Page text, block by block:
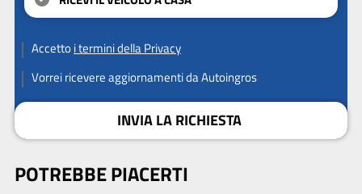
Accettoi termini della Privacy
Vorrei ricevere aggiornamenti da Autoingros
INVIA LA RICHIESTA
POTREBBE PIACERTI